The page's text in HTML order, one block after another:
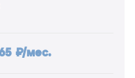
₽/мес.